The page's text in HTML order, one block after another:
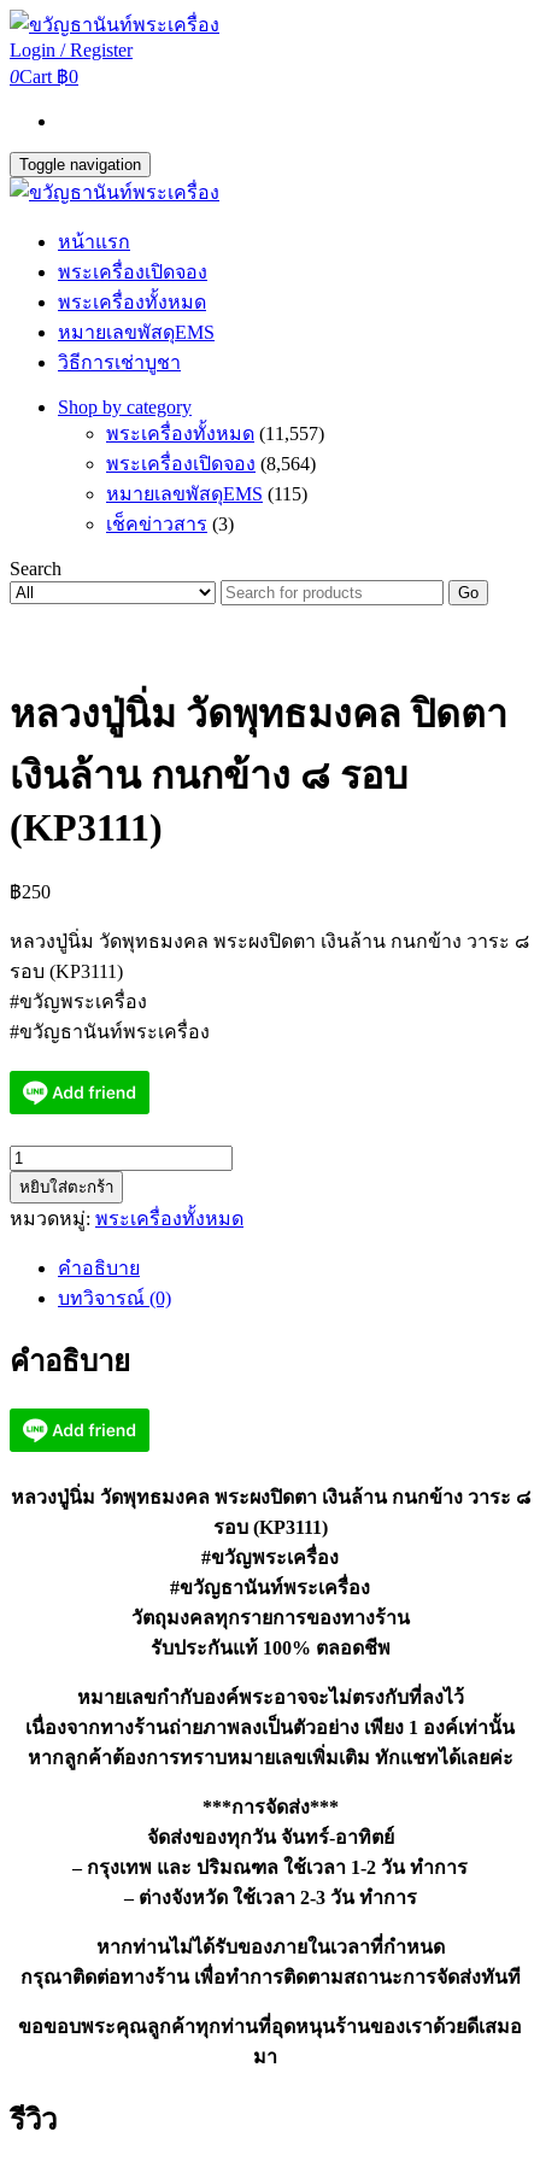
Login / Register
0Cart ฿0
Toggle navigation
หน้าแรก
พระเครื่องเปิดจอง
พระเครื่องทั้งหมด
หมายเลขพัสดุEMS
วิธีการเช่าบูชา
Shop by category
พระเครื่องทั้งหมด (11,557)
พระเครื่องเปิดจอง (8,564)
หมายเลขพัสดุEMS (115)
เช็คข่าวสาร (3)
Search
Go
หลวงปู่นิ่ม วัดพุทธมงคล ปิดตา
เงินล้าน กนกข้าง ๘ รอบ
(KP3111)
฿250
หลวงปู่นิ่ม วัดพุทธมงคล พระผงปิดตา เงินล้าน กนกข้าง วาระ ๘
รอบ (KP3111)
#ขวัญพระเครื่อง
#ขวัญธานันท์พระเครื่อง
จำนวน
หลวง
ปู่
ปิด
เงิน
กนก
หยิบใส่ตะกร้า
หมวดหมู่: พระเครื่องทั้งหมด
คำอธิบาย
บทวิจารณ์ (0)
คำอธิบาย
หลวงปู่นิ่ม วัดพุทธมงคล พระผงปิดตา เงินล้าน กนกข้าง วาระ ๘
รอบ (KP3111)
#ขวัญพระเครื่อง
#ขวัญธานันท์พระเครื่อง
วัตถุมงคลทุกรายการของทางร้าน
รับประกันแท้ 100% ตลอดชีพ
หมายเลขกำกับองค์พระอาจจะไม่ตรงกับที่ลงไว้
เนื่องจากทางร้านถ่ายภาพลงเป็นตัวอย่าง เพียง 1 องค์เท่านั้น
หากลูกค้าต้องการทราบหมายเลขเพิ่มเติม ทักแชทได้เลยค่ะ
***การจัดส่ง***
จัดส่งของทุกวัน จันทร์-อาทิตย์
– กรุงเทพ และ ปริมณฑล ใช้เวลา 1-2 วัน ทำการ
– ต่างจังหวัด ใช้เวลา 2-3 วัน ทำการ
หากท่านไม่ได้รับของภายในเวลาที่กำหนด
กรุณาติดต่อทางร้าน เพื่อทำการติดตามสถานะการจัดส่งทันที
ขอขอบพระคุณลูกค้าทุกท่านที่อุดหนุนร้านของเราด้วยดีเสมอ
มา
รีวิว